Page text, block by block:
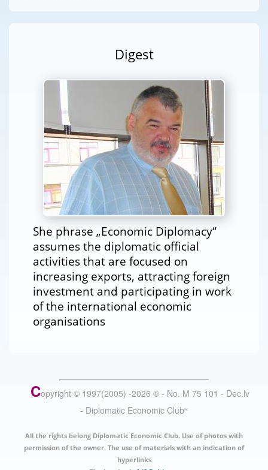
Digest
She phrase „Economic Diplomacy“
assumes the diplomatic official
activities that are focused on
increasing exports, attracting foreign
investment and participating in work
of the international economic
organisations
Copyright © 1997(2005) -2026 ® - No. M 75 101 - Dec.lv
- Diplomatic Economic Club®
All the rights belong Diplomatic Economic Club. Use of photos with
permission of the owner. The use of materials with an indication of
hyperlinks